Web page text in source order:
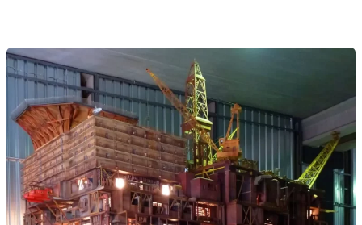
Urnas
para
maquetas
y
urnas
a
medida